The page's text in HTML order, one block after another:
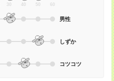
30 40 50 60
男性
しずか
コツコツ